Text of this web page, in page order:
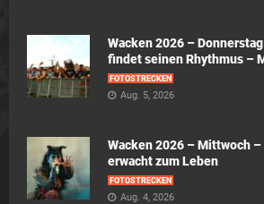
Wacken 2026 –
findet seinen Rhythmus –
FOTOSTRECKEN
Aug. 5, 2026
Wacken 2026 – Mittwoch –
erwacht zum Leben
FOTOSTRECKEN
Aug. 4, 2026